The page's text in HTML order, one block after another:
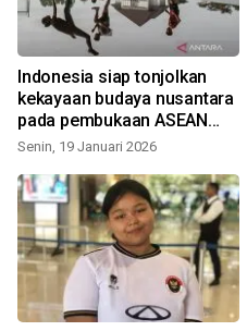
Indonesia siap tonjolkan
kekayaan budaya nusantara
pada pembukaan ASEAN
Para Games
Senin, 19 Januari 2026